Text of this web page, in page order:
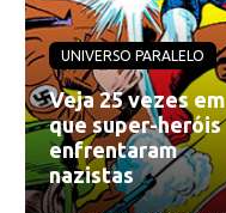
UNIVERSO PARALELO
Veja 25 vezes em
que super-heróis
enfrentaram
nazistas